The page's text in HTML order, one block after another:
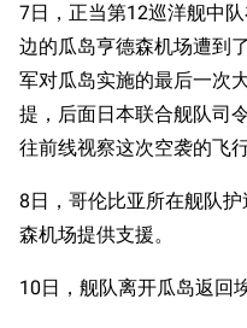
7日，正当第12巡洋舰中
边的瓜岛亨德森机场遭到
军对瓜岛实施的最后一次
提，后面日本联合舰队司
往前线视察这次空袭的飞
8日，哥伦比亚所在舰队护
森机场提供支援。
10日，舰队离开瓜岛返回